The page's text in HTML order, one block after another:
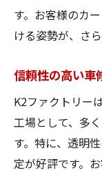
す。お客様のカ
ける姿勢が、さ
信頼性の高い車
K2ファクトリー
工場として、多
す。特に、透明
定が好評です。